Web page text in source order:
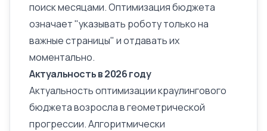
поиск месяцами. Оптимизация бюджета
означает "указывать роботу только на
важные страницы" и отдавать их
моментально.
Актуальность в 2026 году
Актуальность оптимизации краулингового
бюджета возросла в геометрической
прогрессии. Алгоритмически